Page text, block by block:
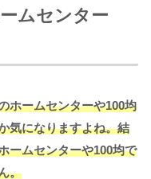
ムセンター
ホームセンターや100均
気になりますよね。結
ームセンターや100均で
。